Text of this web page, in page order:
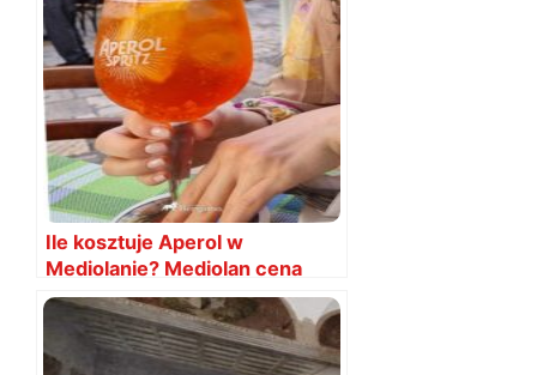
Ile kosztuje Aperol w
Mediolanie? Mediolan cena
Aperola